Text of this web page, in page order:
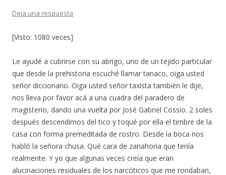
Deja una respuesta
[Visto: 1080 veces]
Le ayudé a cubrirse con su abrigo, uno de un tejido particular
que desde la prehistoria escuché llamar tanaco, oiga usted
señor diccionario. Oiga usted señor taxista también le dije,
nos lleva por favor acá a una cuadra del paradero de
magisterio, dando una vuelta por José Gabriel Cossio. 2 soles
después descendimos del tico y toqué por ella el timbre de la
casa con forma premeditada de rostro. Desde la boca nos
habló la señora chusa. Qué cara de zanahoria que tenía
realmente. Y yo que algunas veces creía que eran
alucinaciones residuales de los narcóticos que me rondaban,